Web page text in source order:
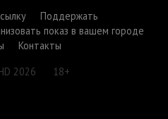
Поддержать
показ в вашем городе
Контакты
2026
18+